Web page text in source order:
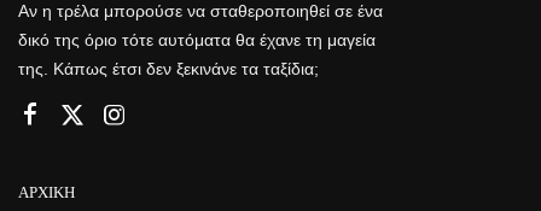
Αν η τρέλα μπορούσε να σταθεροποιηθεί σε ένα
δικό της όριο τότε αυτόματα θα έχανε τη μαγεία
της. Κάπως έτσι δεν ξεκινάνε τα ταξίδια;
ΑΡΧΙΚΉ